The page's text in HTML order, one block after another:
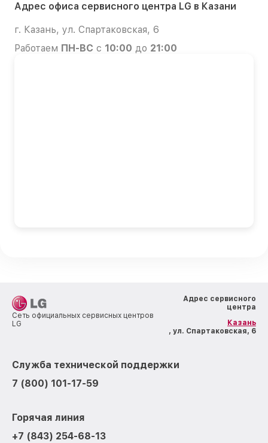
Адрес офиса сервисного центра LG в Казани
г. Казань, ул. Спартаковская, 6
Работаем ПН-ВС с 10:00 до 21:00
Сеть официальных сервисных центров
LG
Адрес сервисного
центра
Казань
, ул. Спартаковская, 6
Служба технической поддержки
7 (800) 101-17-59
Горячая линия
+7 (843) 254-68-13